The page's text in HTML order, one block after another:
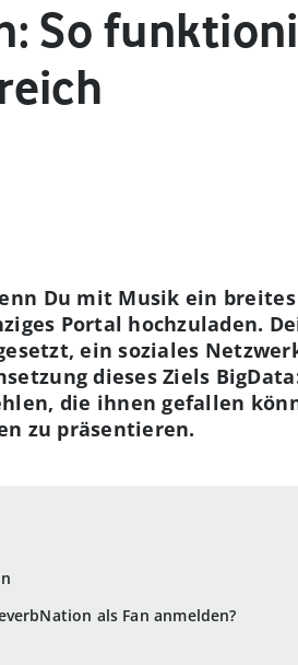
So
als Fan anmelden?
Du mit Musik ein
Portal hochzuladen.
ein soziales
dieses Ziels
die ihnen gefallen
zu präsentieren.